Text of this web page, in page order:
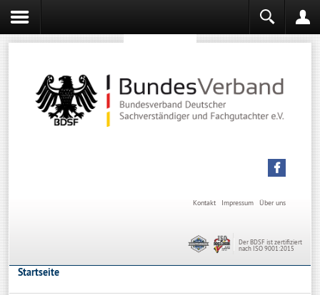
Über uns
Impressum
Kontakt
Der BDSF ist zertifiziert
nach ISO 9001:2015
Startseite